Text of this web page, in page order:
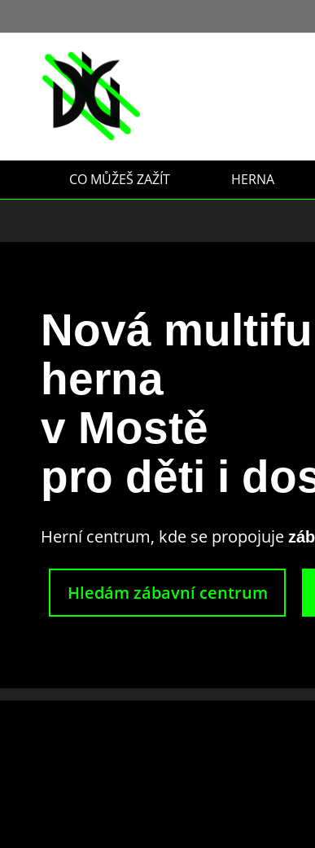
obsah
CO MŮŽEŠ ZAŽÍT HERNA
Nová
herna
v Mostě
pro děti i
Herní centrum, kde se propojuje
Hledám zábavní centrum